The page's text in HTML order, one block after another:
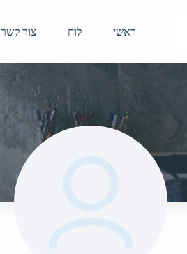
ראשי לוח צור קשר